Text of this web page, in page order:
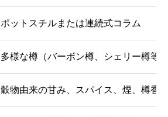
ポットスチルまたは連続式コラム
多様な樽（バーボン樽、シェリー樽等
穀物由来の甘み、スパイス、煙、樽香